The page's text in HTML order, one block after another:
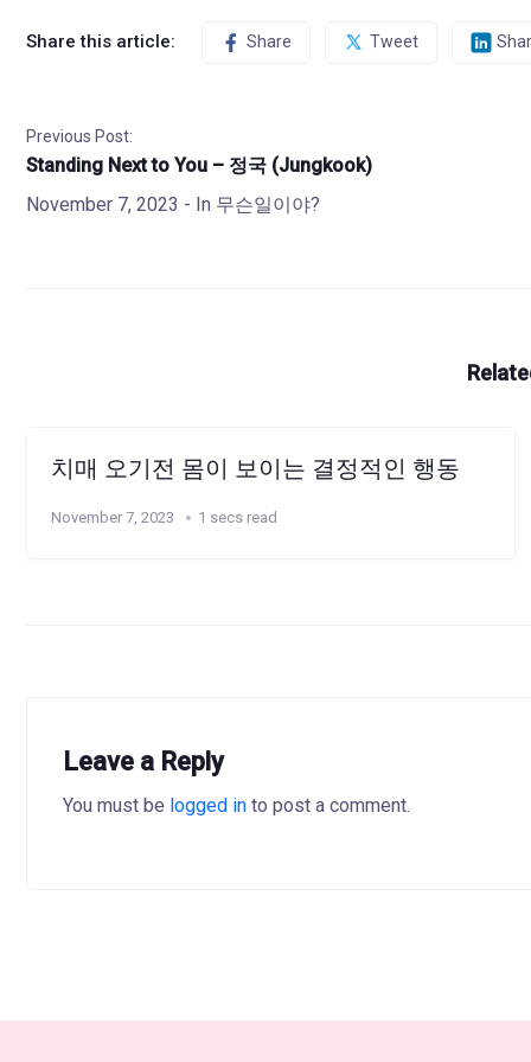
Share this article: Share Tweet
Previous Post:
Standing Next to You – 정국 (Jungkook)
November 7, 2023 - In 무슨일이야?
치매 오기전 몸이 보이는 결정적인 행동
November 7, 2023 1 secs read
Leave a Reply
You must be logged in to post a comment.